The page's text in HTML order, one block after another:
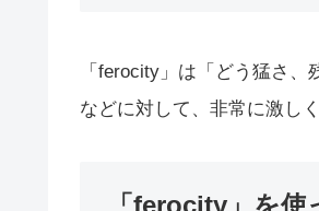
「ferocity」は「どう猛さ
などに対して、非常に激し
「ferocity」を